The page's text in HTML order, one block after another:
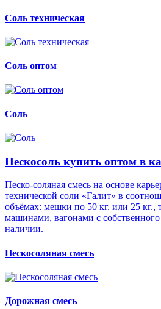
Соль техническая
Соль оптом
Соль
Пескосоль купить оптом в
Песко-соляная смесь на основе
технической соли «Галит» в
объёмах: мешки по 50 кг. или 25 кг.,
машинами, вагонами с
наличии.
Пескосоляная смесь
Дорожная смесь